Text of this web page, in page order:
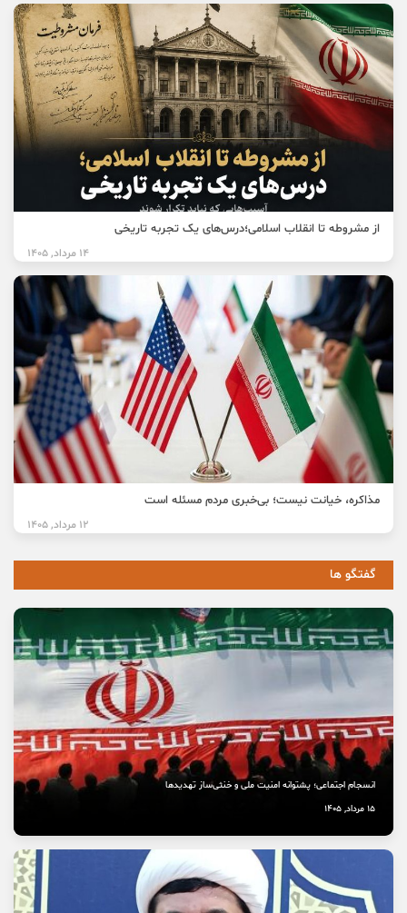
از مشروطه تا انقلاب اسلامی؛درس‌های یک تجربه تاریخی
14 مرداد, 1405
مذاکره، خیانت نیست؛ بی‌خبری مردم مسئله است
12 مرداد, 1405
گفتگو ها
انسجام اجتماعی؛ پشتوانه امنیت ملی و خنثی‌ساز تهدیدها
15 مرداد, 1405